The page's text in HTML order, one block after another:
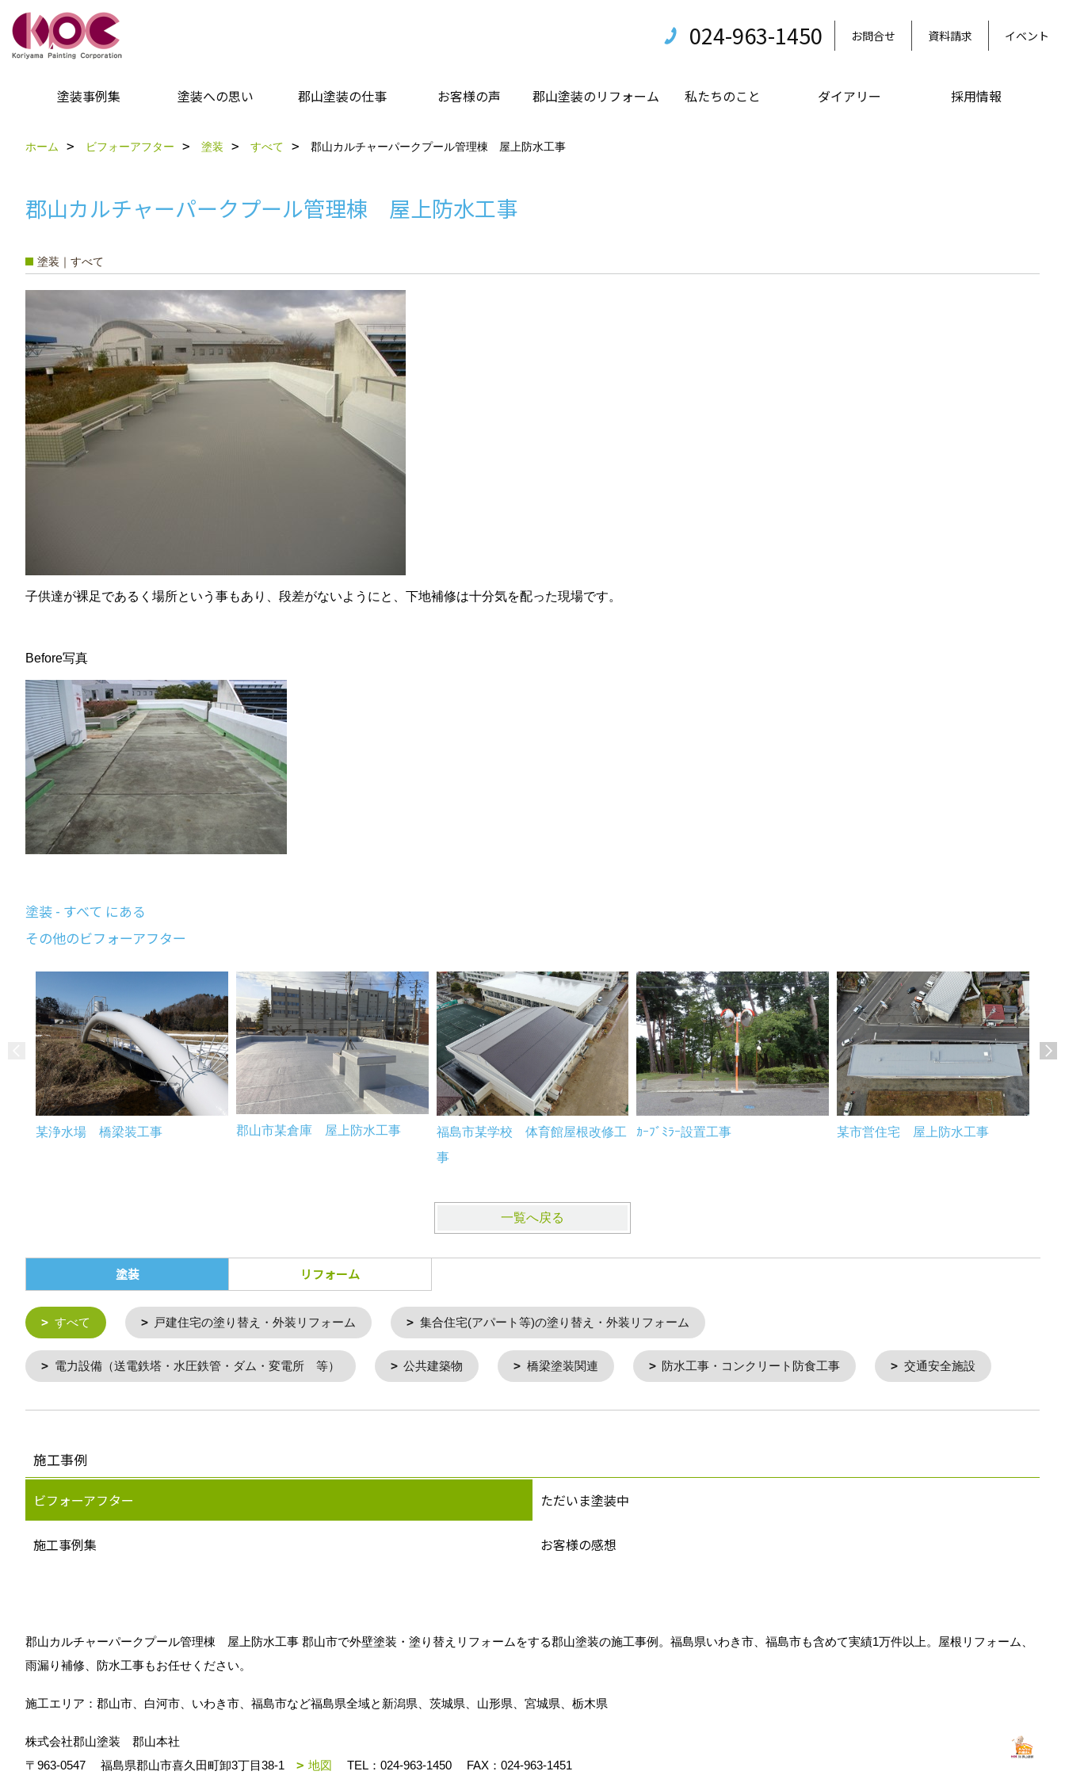
024-963-1450 お問合せ 資料請求 イベント
塗装事例集 塗装への思い 郡山塗装の仕事 お客様の声 郡山塗装のリフォーム 私たちのこと ダイアリー 採用情報
ホーム ビフォーアフター 塗装 すべて 郡山カルチャーパークプール管理棟 屋上防水工事
郡山カルチャーパークプール管理棟 屋上防水工事
塗装｜すべて
子供達が裸足であるく場所という事もあり、段差がないようにと、下地補修は十分気を配った現場です。
Before写真
塗装 - すべて にある
その他のビフォーアフター
某浄水場 橋梁装工事 郡山市某倉庫 屋上防水工事
福島市某学校 体育館屋根改修工
事
ｶｰﾌﾞﾐﾗｰ設置工事 某市営住宅 屋上防水工事
一覧へ戻る
塗装 リフォーム
すべて 戸建住宅の塗り替え・外装リフォーム 集合住宅(アパート等)の塗り替え・外装リフォーム
電力設備（送電鉄塔・水圧鉄管・ダム・変電所 等） 公共建築物 橋梁塗装関連 防水工事・コンクリート防食工事 交通安全施設
施工事例
ビフォーアフター ただいま塗装中
施工事例集 お客様の感想
郡山カルチャーパークプール管理棟 屋上防水工事 郡山市で外壁塗装・塗り替えリフォームをする郡山塗装の施工事例。福島県いわき市、福島市も含めて実績1万件以上。屋根リフォーム、
雨漏り補修、防水工事もお任せください。
施工エリア：郡山市、白河市、いわき市、福島市など福島県全域と新潟県、茨城県、山形県、宮城県、栃木県
株式会社郡山塗装 郡山本社
〒963-0547
福島県郡山市喜久田町卸3丁目38-1 地図 TEL： 024-963-1450 FAX：024-963-1451